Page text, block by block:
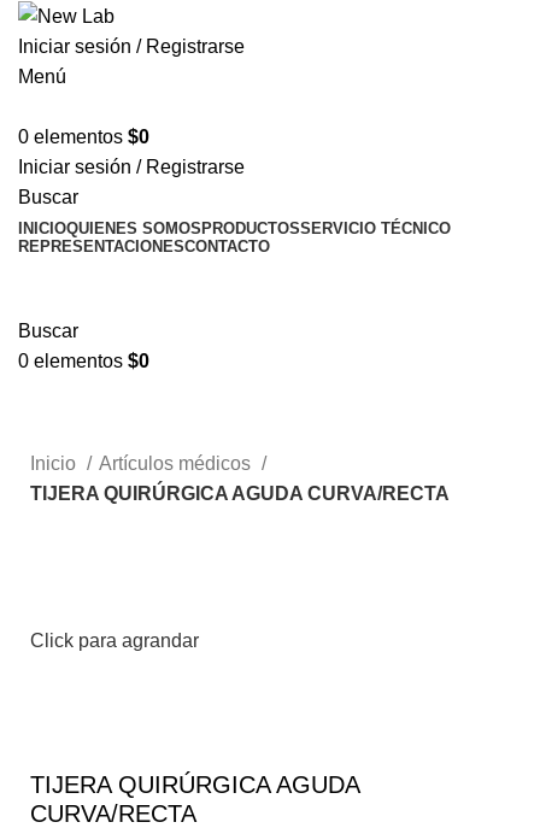
Iniciar sesión / Registrarse
Menú
0 elementos $0
Iniciar sesión / Registrarse
Buscar
INICIOQUIENES SOMOS PRODUCTOSSERVICIO TÉCNICO
REPRESENTACIONESCONTACTO
Buscar
0 elementos $0
Inicio
Artículos médicos
TIJERA QUIRÚRGICA AGUDA CURVA/RECTA
Click para agrandar
TIJERA QUIRÚRGICA AGUDA
CURVA/RECTA